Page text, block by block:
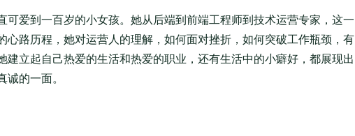
可爱到一百岁的小女孩。她从后端到前端工程师到技术运营专家，这一
心路历程，她对运营人的理解，如何面对挫折，如何突破工作瓶颈，有
建立起自己热爱的生活和热爱的职业，还有生活中的小癖好，都展现出
的一面。